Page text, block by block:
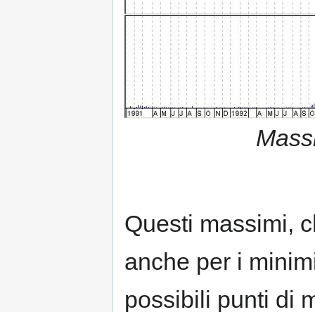
Questi massimi,
anche per i
possibili punti di